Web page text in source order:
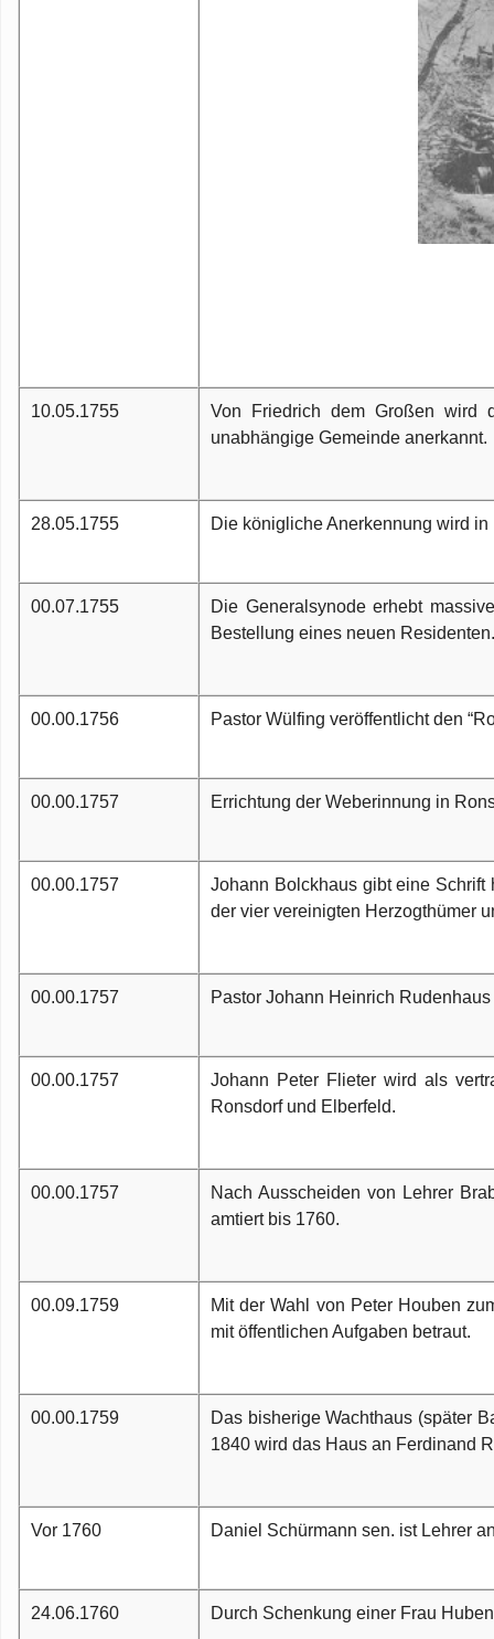
10.05.1755
Von Friedrich dem Großen wird
unabhängige Gemeinde anerkannt.
28.05.1755 Die königliche Anerkennung wird
00.07.1755
Die Generalsynode erhebt
Bestellung eines neuen Residenten.
00.00.1756 Pastor Wülfing veröffentlicht den
00.00.1757 Errichtung der Weberinnung in
00.00.1757
Johann Bolckhaus gibt eine Schrift
der vier vereinigten Herzogthümer
00.00.1757 Pastor Johann Heinrich
00.00.1757
Johann Peter Flieter wird als
Ronsdorf und Elberfeld.
00.00.1757
Nach Ausscheiden von Lehrer
amtiert bis 1760.
00.09.1759
Mit der Wahl von Peter Houben
mit öffentlichen Aufgaben betraut.
00.00.1759
Das bisherige Wachthaus (später
1840 wird das Haus an Ferdinand
Vor 1760 Daniel Schürmann sen. ist Lehrer
24.06.1760 Durch Schenkung einer Frau